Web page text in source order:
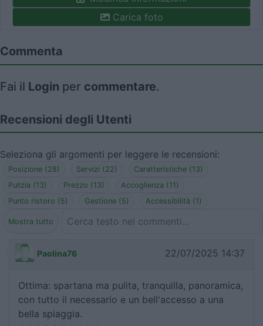
Carica foto
Commenta
Fai il Login per commentare.
Recensioni degli Utenti
Seleziona gli argomenti per leggere le recensioni:
Posizione (28) Servizi (22)
Caratteristiche (13)
Pulizia (13)
Prezzo (13)
Accoglienza (11)
Punto ristoro (5)
Gestione (5) Accessibilità (1)
Mostra tutto
Paolina76 22/07/2025 14:37
Ottima: spartana ma pulita, tranquilla, panoramica,
con tutto il necessario e un bell'accesso a una
bella spiaggia.